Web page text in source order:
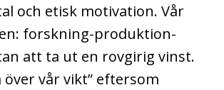
och etisk motivation. Vår
forskning-produktion-
att ta ut en rovgirig vinst.
över vår vikt” eftersom